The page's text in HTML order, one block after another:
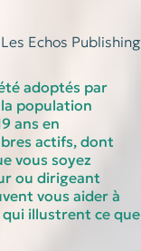
Echos Publishing
adoptés par
population
ans en
actifs, dont
vous soyez
ou dirigeant
vous aider à
illustrent ce que